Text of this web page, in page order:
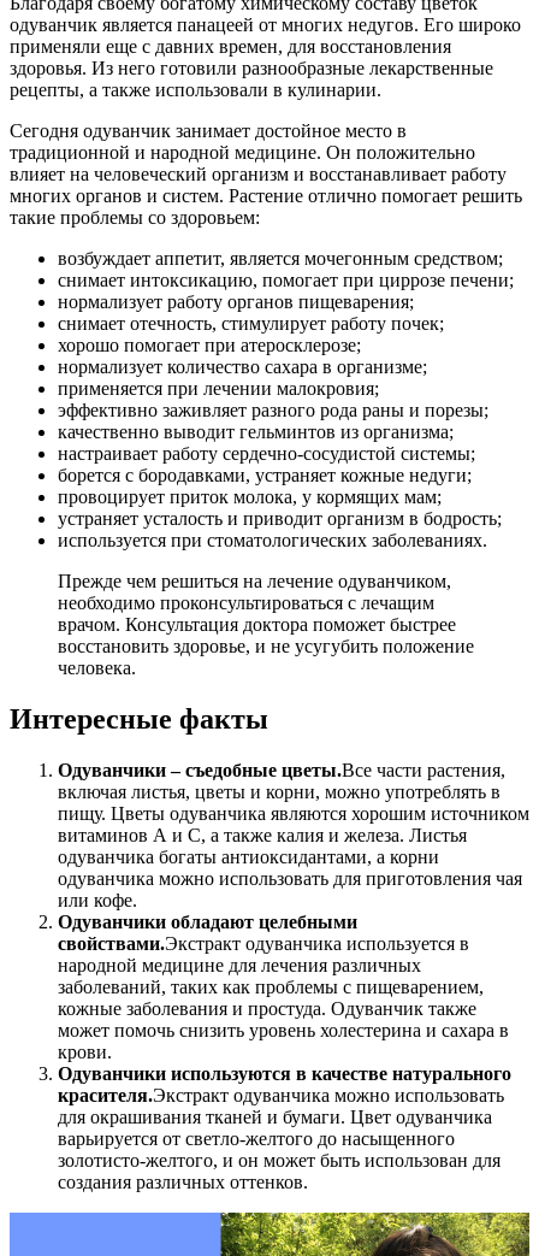
одуванчик является панацеей от многих недугов. Его широко
применяли еще с давних времен, для восстановления
здоровья. Из него готовили разнообразные лекарственные
рецепты, а также использовали в кулинарии.
Сегодня одуванчик занимает достойное место в
традиционной и народной медицине. Он положительно
влияет на человеческий организм и восстанавливает работу
многих органов и систем. Растение отлично помогает решить
такие проблемы со здоровьем:
возбуждает аппетит, является мочегонным средством;
снимает интоксикацию, помогает при циррозе печени;
нормализует работу органов пищеварения;
снимает отечность, стимулирует работу почек;
хорошо помогает при атеросклерозе;
нормализует количество сахара в организме;
применяется при лечении малокровия;
эффективно заживляет разного рода раны и порезы;
качественно выводит гельминтов из организма;
настраивает работу сердечно-сосудистой системы;
борется с бородавками, устраняет кожные недуги;
провоцирует приток молока, у кормящих мам;
устраняет усталость и приводит организм в бодрость;
используется при стоматологических заболеваниях.
Прежде чем решиться на лечение одуванчиком,
необходимо проконсультироваться с лечащим
врачом. Консультация доктора поможет быстрее
восстановить здоровье, и не усугубить положение
человека.
Интересные факты
Одуванчики – съедобные цветы.Все части растения,
включая листья, цветы и корни, можно употреблять в
пищу. Цветы одуванчика являются хорошим источником
витаминов А и С, а также калия и железа. Листья
одуванчика богаты антиоксидантами, а корни
одуванчика можно использовать для приготовления чая
или кофе.
Одуванчики обладают целебными
свойствами.Экстракт одуванчика используется в
народной медицине для лечения различных
заболеваний, таких как проблемы с пищеварением,
кожные заболевания и простуда. Одуванчик также
может помочь снизить уровень холестерина и сахара в
крови.
Одуванчики используются в качестве натурального
красителя.Экстракт одуванчика можно использовать
для окрашивания тканей и бумаги. Цвет одуванчика
варьируется от светло-желтого до насыщенного
золотисто-желтого, и он может быть использован для
создания различных оттенков.